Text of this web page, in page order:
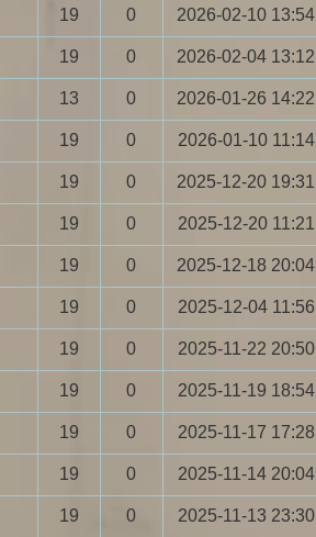
19 0 2026-02-10 13:54
19 0 2026-02-04 13:12
13 0 2026-01-26 14:22
19 0 2026-01-10 11:14
19 0 2025-12-20 19:31
19 0 2025-12-20 11:21
19 0 2025-12-18 20:04
19 0 2025-12-04 11:56
19 0 2025-11-22 20:50
19 0 2025-11-19 18:54
19 0 2025-11-17 17:28
19 0 2025-11-14 20:04
19 0 2025-11-13 23:30